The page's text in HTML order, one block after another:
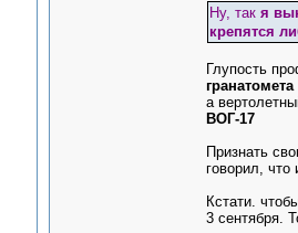
Ну, так я
крепятся
Глупость
а
ВОГ-17
Признать
говорил,
Кстати.
3 сентября.